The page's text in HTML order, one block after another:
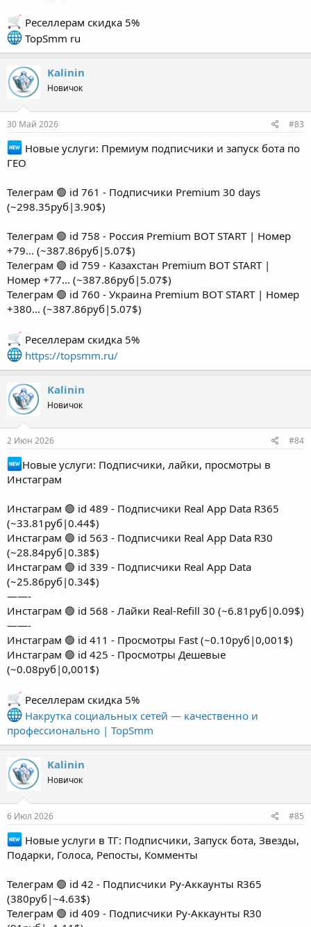
Реселлерам скидка 5%
TopSmm ru
Kalinin
Новичок
30 Май 2026 #83
Новые услуги: Премиум подписчики и запуск бота по
ГЕО
Телеграм 🟢 id 761 - Подписчики Premium 30 days
(~298.35руб|3.90$)
Телеграм 🟢 id 758 - Россия Premium BOT START | Номер
+79... (~387.86руб|5.07$)
Телеграм 🟢 id 759 - Казахстан Premium BOT START |
Номер +77... (~387.86руб|5.07$)
Телеграм 🟢 id 760 - Украина Premium BOT START | Номер
+380... (~387.86руб|5.07$)
Реселлерам скидка 5%
https://topsmm.ru/
Kalinin
Новичок
2 Июн 2026 #84
Новые услуги: Подписчики, лайки, просмотры в
Инстаграм
Инстаграм 🟢 id 489 - Подписчики Real App Data R365
(~33.81руб|0.44$)
Инстаграм 🟢 id 563 - Подписчики Real App Data R30
(~28.84руб|0.38$)
Инстаграм 🟢 id 339 - Подписчики Real App Data
(~25.86руб|0.34$)
——-
Инстаграм 🟢 id 568 - Лайки Real-Refill 30 (~6.81руб|0.09$)
——-
Инстаграм 🟢 id 411 - Просмотры Fast (~0.10руб|0,001$)
Инстаграм 🟢 id 425 - Просмотры Дешевые
(~0.08руб|0,001$)
Реселлерам скидка 5%
Накрутка социальных сетей — качественно и
профессионально | TopSmm
Kalinin
Новичок
6 Июл 2026 #85
Новые услуги в ТГ: Подписчики, Запуск бота, Звезды,
Подарки, Голоса, Репосты, Комменты
Телеграм 🟢 id 42 - Подписчики Ру-Аккаунты R365
(380руб|~4.63$)
Телеграм 🟢 id 409 - Подписчики Ру-Аккаунты R30